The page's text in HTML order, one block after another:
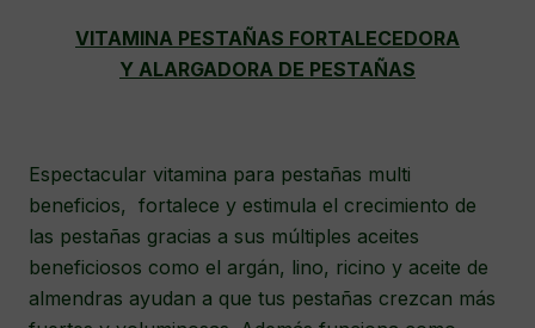
VITAMINA PESTAÑAS FORTALECEDORA
Y ALARGADORA DE PESTAÑAS
Espectacular vitamina para pestañas multi
beneficios, fortalece y estimula el crecimiento de
las pestañas gracias a sus múltiples aceites
beneficiosos como el argán, lino, ricino y aceite de
almendras ayudan a que tus pestañas crezcan más